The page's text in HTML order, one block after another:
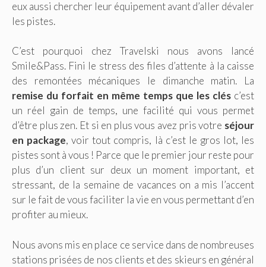
eux aussi chercher leur équipement avant d’aller dévaler
les pistes.
C’est pourquoi chez Travelski nous avons lancé
Smile&Pass. Fini le stress des files d’attente à la caisse
des remontées mécaniques le dimanche matin. La
remise du forfait en même temps que les clés c’est
un réel gain de temps, une facilité qui vous permet
d’être plus zen. Et si en plus vous avez pris votre séjour
en package, voir tout compris, là c’est le gros lot, les
pistes sont à vous ! Parce que le premier jour reste pour
plus d’un client sur deux un moment important, et
stressant, de la semaine de vacances on a mis l’accent
sur le fait de vous faciliter la vie en vous permettant d’en
profiter au mieux.
Nous avons mis en place ce service dans de nombreuses
stations prisées de nos clients et des skieurs en général